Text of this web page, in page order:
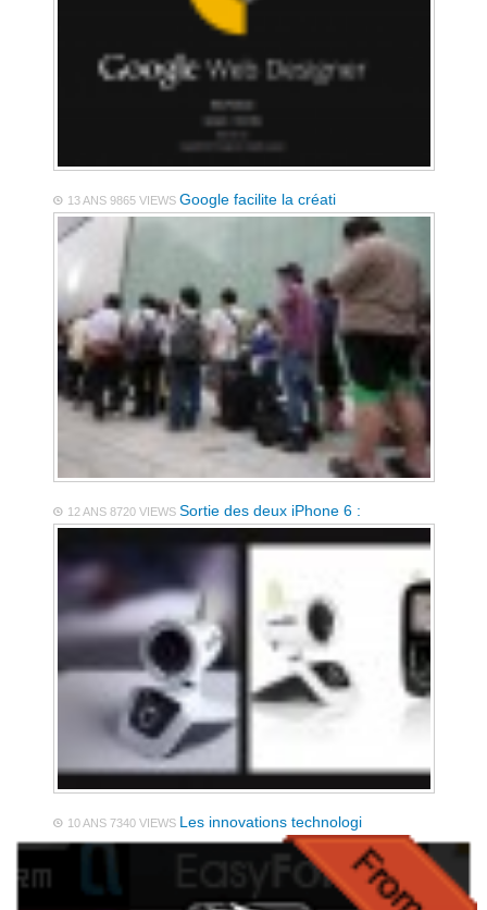
13 ANS9865 VIEWSGoogle facilite la créati
12 ANS8720 VIEWSSortie des deux iPhone 6 :
10 ANS7340 VIEWS Les innovations technologi